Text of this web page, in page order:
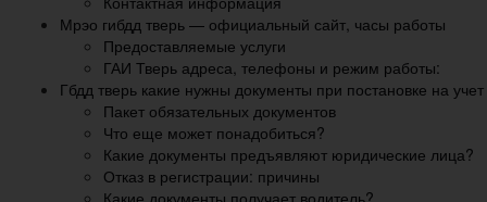
Мрэо гибдд тверь — официальный сайт, часы работы
Предоставляемые услуги
ГАИ Тверь адреса, телефоны и режим работы:
Гбдд тверь какие нужны документы при постановке на
Пакет обязательных документов
Что еще может понадобиться?
Какие документы предъявляют юридические лица?
Отказ в регистрации: причины
Какие документы получает водитель?